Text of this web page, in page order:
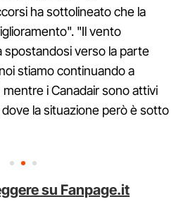
ha sottolineato che la
"Il vento
spostandosi verso la parte
stiamo continuando a
i Canadair sono attivi
la situazione però è sotto
su Fanpage.it